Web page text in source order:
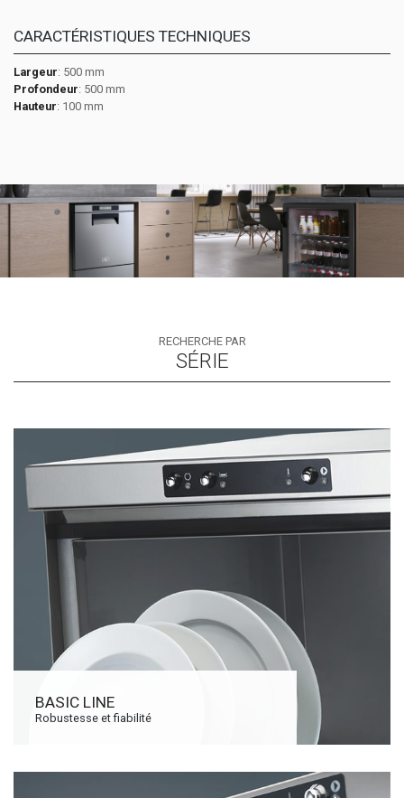
CARACTÉRISTIQUES TECHNIQUES
Largeur: 500 mm
Profondeur: 500 mm
Hauteur: 100 mm
RECHERCHE PAR
SÉRIE
BASIC LINE
Robustesse et fiabilité